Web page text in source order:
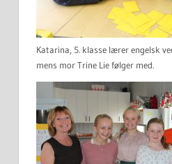
Katarina, 5. klasse lærer engelsk
mens mor Trine Lie følger med.